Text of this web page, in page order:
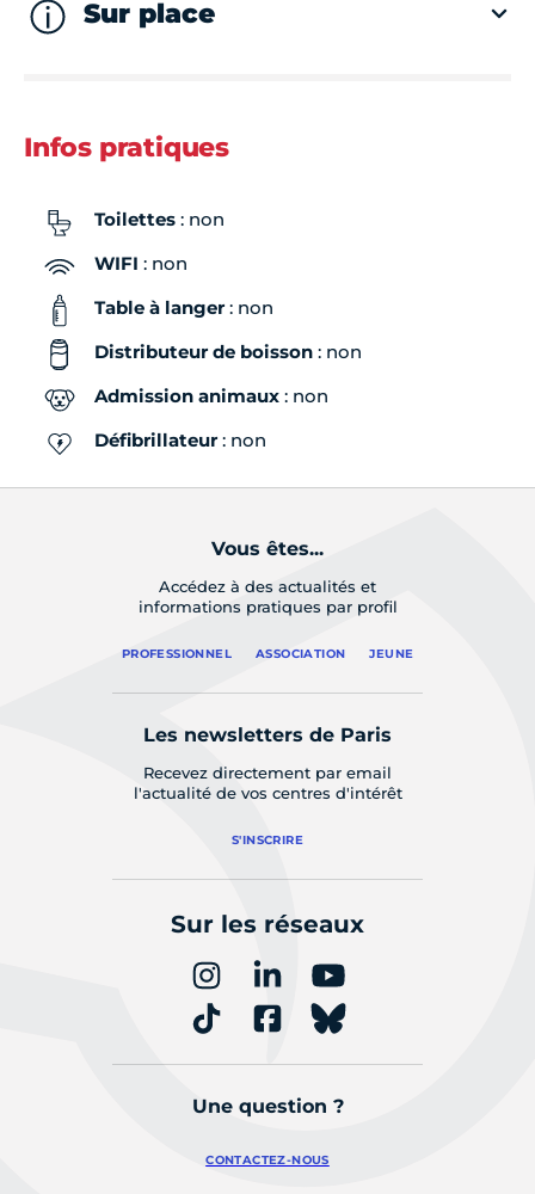
Sur place
Infos pratiques
Toilettes : non
WIFI : non
Table à langer: non
Distributeur de boisson : non
Admission animaux : non
Défibrillateur: non
Vous êtes...
Accédez à des actualités et
informations pratiques par profil
PROFESSIONNEL ASSOCIATION JEUNE
Les newsletters de Paris
Recevez directement par email
l'actualité de vos centres d'intérêt
S'INSCRIRE
Sur les réseaux
Une question ?
CONTACTEZ-NOUS